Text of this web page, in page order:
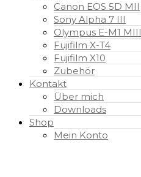
Canon EOS 5D MII
Sony Alpha 7 III
Olympus E-M1 MIII
Fujifilm X-T4
Fujifilm X10
Zubehör
Kontakt
Über mich
Downloads
Shop
Mein Konto